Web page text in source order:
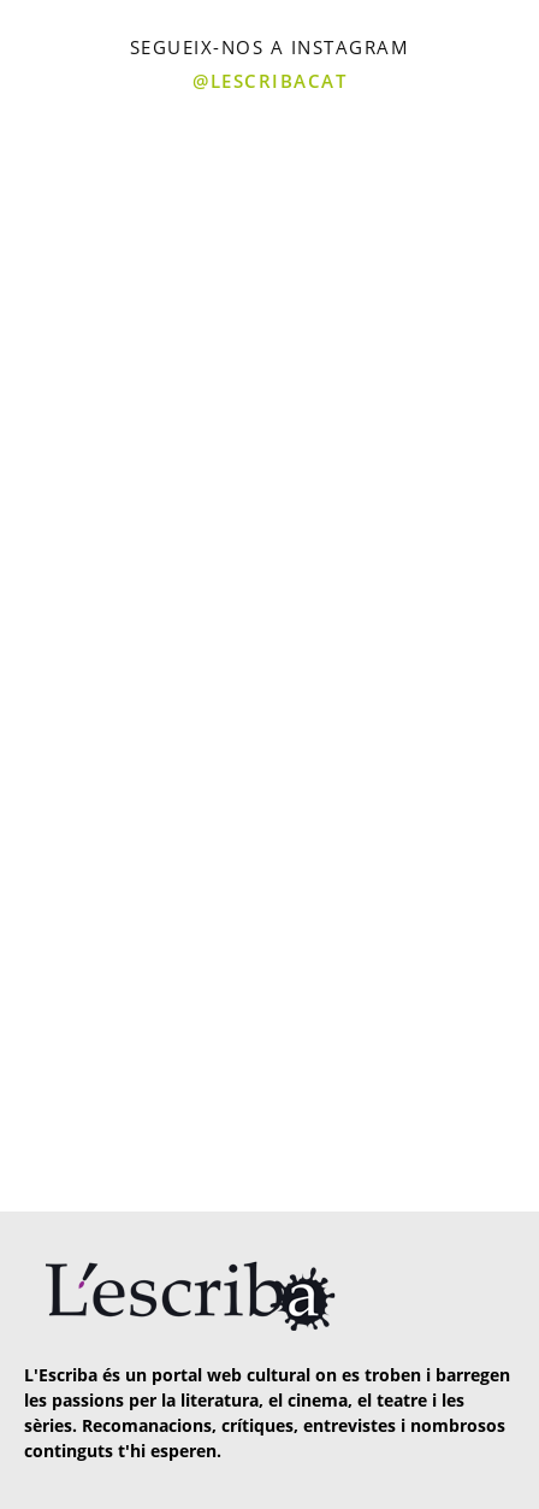
SEGUEIX-NOS A INSTAGRAM
@LESCRIBACAT
L'Escriba és un portal web cultural on es troben i barregen
les passions per la literatura, el cinema, el teatre i les
sèries. Recomanacions, crítiques, entrevistes i nombrosos
continguts t'hi esperen.